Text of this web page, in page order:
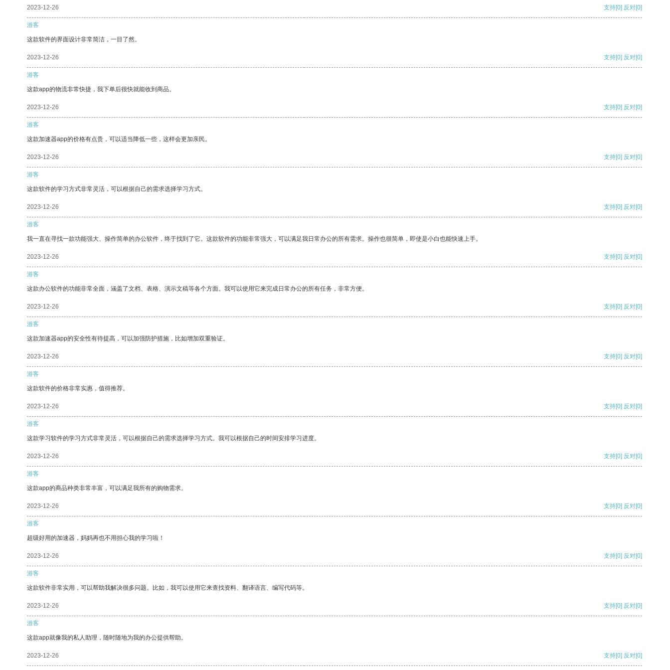
2023-12-26 支持[0] 反对[0]
游客
这款软件的界面设计非常简洁，一目了然。
2023-12-26 支持[0] 反对[0]
游客
这款app的物流非常快捷，我下单后很快就能收到商品。
2023-12-26 支持[0] 反对[0]
游客
这款加速器app的价格有点贵，可以适当降低一些，这样会更加亲民。
2023-12-26 支持[0] 反对[0]
游客
这款软件的学习方式非常灵活，可以根据自己的需求选择学习方式。
2023-12-26 支持[0] 反对[0]
游客
我一直在寻找一款功能强大、操作简单的办公软件，终于找到了它。这款软件的功能非常强大，可以满足我日常办公的所有需求。操作也很简单，即使是小白也能快速上手。
2023-12-26 支持[0] 反对[0]
游客
这款办公软件的功能非常全面，涵盖了文档、表格、演示文稿等各个方面。我可以使用它来完成日常办公的所有任务，非常方便。
2023-12-26 支持[0] 反对[0]
游客
这款加速器app的安全性有待提高，可以加强防护措施，比如增加双重验证。
2023-12-26 支持[0] 反对[0]
游客
这款软件的价格非常实惠，值得推荐。
2023-12-26 支持[0] 反对[0]
游客
这款学习软件的学习方式非常灵活，可以根据自己的需求选择学习方式。我可以根据自己的时间安排学习进度。
2023-12-26 支持[0] 反对[0]
游客
这款app的商品种类非常丰富，可以满足我所有的购物需求。
2023-12-26 支持[0] 反对[0]
游客
超级好用的加速器，妈妈再也不用担心我的学习啦！
2023-12-26 支持[0] 反对[0]
游客
这款软件非常实用，可以帮助我解决很多问题。比如，我可以使用它来查找资料、翻译语言、编写代码等。
2023-12-26 支持[0] 反对[0]
游客
这款app就像我的私人助理，随时随地为我的办公提供帮助。
2023-12-26 支持[0] 反对[0]